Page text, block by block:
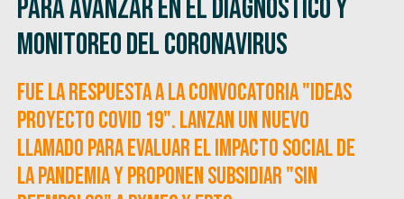
para avanzar en el diagnóstico y
monitoreo del coronavirus
Fue la respuesta a la convocatoria "Ideas
Proyecto COVID 19". Lanzan un nuevo
llamado para evaluar el impacto social de
la pandemia y proponen subsidiar "sin